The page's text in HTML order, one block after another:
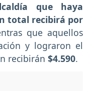
que haya
total recibirá por
que aquellos
y lograron el
recibirán $4.590.